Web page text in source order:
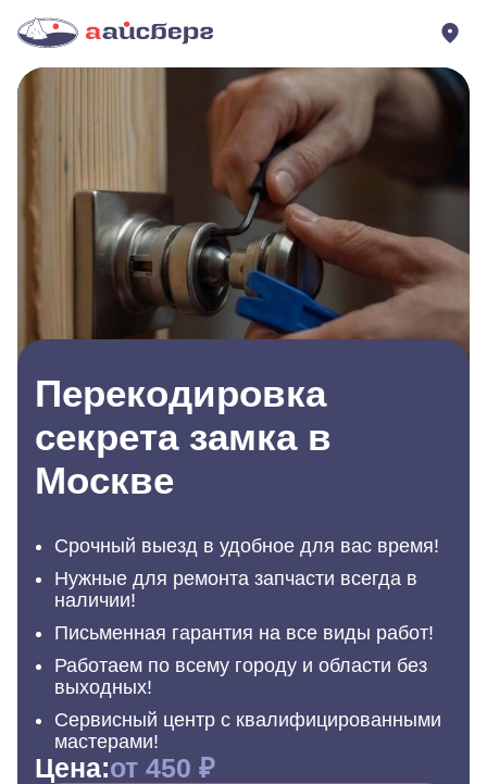
Перекодировка
секрета замка в
Москве
Срочный выезд в удобное для вас время!
Нужные для ремонта запчасти всегда в
наличии!
Письменная гарантия на все виды работ!
Работаем по всему городу и области без
выходных!
Сервисный центр с квалифицированными
мастерами!
Цена:от 450 ₽